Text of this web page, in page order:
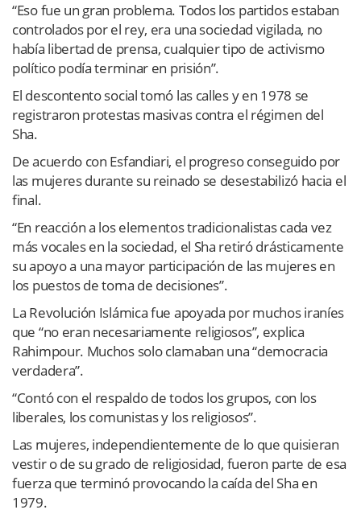
“Eso fue un gran problema. Todos los partidos estaban
controlados por el rey, era una sociedad vigilada, no
había libertad de prensa, cualquier tipo de activismo
político podía terminar en prisión”.
El descontento social tomó las calles y en 1978 se
registraron protestas masivas contra el régimen del
Sha.
De acuerdo con Esfandiari, el progreso conseguido por
las mujeres durante su reinado se desestabilizó hacia el
final.
“En reacción a los elementos tradicionalistas cada vez
más vocales en la sociedad, el Sha retiró drásticamente
su apoyo a una mayor participación de las mujeres en
los puestos de toma de decisiones”.
La Revolución Islámica fue apoyada por muchos iraníes
que “no eran necesariamente religiosos”, explica
Rahimpour. Muchos solo clamaban una “democracia
verdadera”.
“Contó con el respaldo de todos los grupos, con los
liberales, los comunistas y los religiosos”.
Las mujeres, independientemente de lo que quisieran
vestir o de su grado de religiosidad, fueron parte de esa
fuerza que terminó provocando la caída del Sha en
1979.